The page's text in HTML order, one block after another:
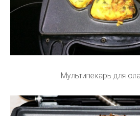
Мультипекарь для